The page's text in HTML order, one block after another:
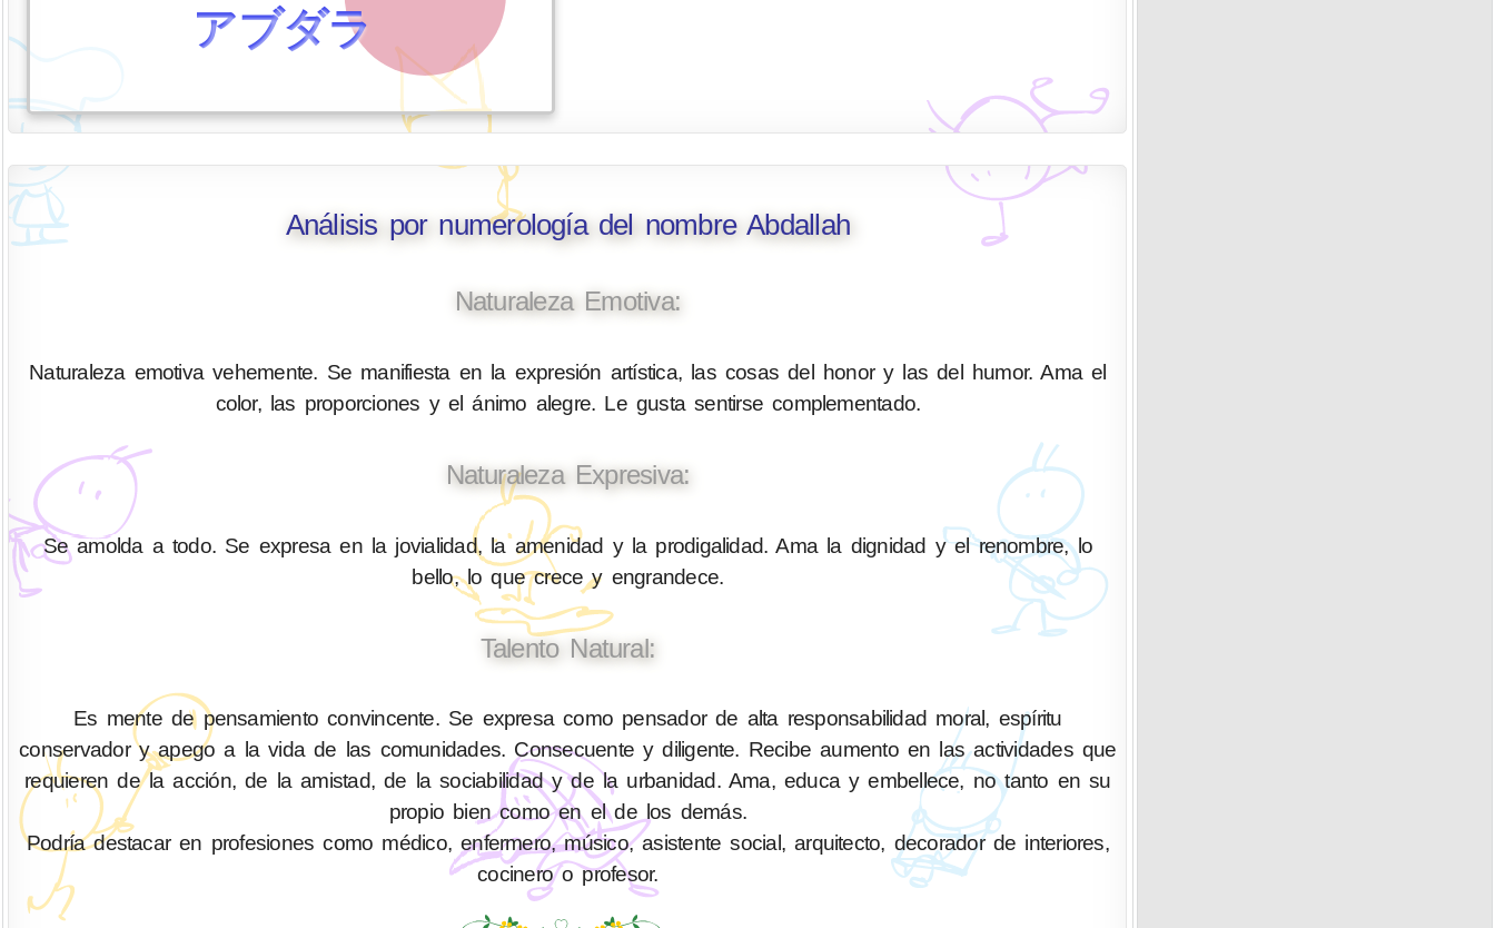
アブダラ
Análisis por numerología del nombre Abdallah
Naturaleza Emotiva:
Naturaleza emotiva vehemente. Se manifiesta en la expresión artística, las cosas del honor y las del humor. Ama el
color, las proporciones y el ánimo alegre. Le gusta sentirse complementado.
Naturaleza Expresiva:
Se amolda a todo. Se expresa en la jovialidad, la amenidad y la prodigalidad. Ama la dignidad y el renombre, lo
bello, lo que crece y engrandece.
Talento Natural:
Es mente de pensamiento convincente. Se expresa como pensador de alta responsabilidad moral, espíritu
conservador y apego a la vida de las comunidades. Consecuente y diligente. Recibe aumento en las actividades que
requieren de la acción, de la amistad, de la sociabilidad y de la urbanidad. Ama, educa y embellece, no tanto en su
propio bien como en el de los demás.
Podría destacar en profesiones como médico, enfermero, músico, asistente social, arquitecto, decorador de interiores,
cocinero o profesor.